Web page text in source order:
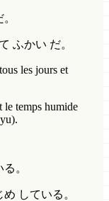
ふかい だ。
les jours et
le temps humide
。
している。